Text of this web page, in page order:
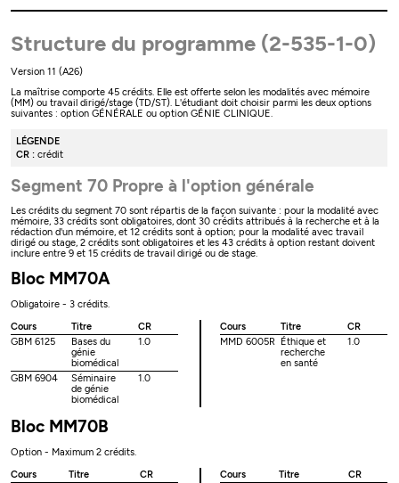
Structure du programme (2-535-1-0)
Version 11 (A26)
La maîtrise comporte 45 crédits. Elle est offerte selon les modalités avec mémoire
(MM) ou travail dirigé/stage (TD/ST). L'étudiant doit choisir parmi les deux options
suivantes : option GÉNÉRALE ou option GÉNIE CLINIQUE.
LÉGENDE
CR : crédit
Segment 70 Propre à l'option générale
Les crédits du segment 70 sont répartis de la façon suivante : pour la modalité avec
mémoire, 33 crédits sont obligatoires, dont 30 crédits attribués à la recherche et à la
rédaction d'un mémoire, et 12 crédits sont à option; pour la modalité avec travail
dirigé ou stage, 2 crédits sont obligatoires et les 43 crédits à option restant doivent
inclure entre 9 et 15 crédits de travail dirigé ou de stage.
Bloc MM70A
Obligatoire - 3 crédits.
Cours
Titre
CR
GBM 6125
Bases du
génie
biomédical
1.0
GBM 6904
Séminaire
de génie
biomédical
1.0
Cours Titre
CR
MMD 6005R
Éthique et
recherche
en santé
1.0
Bloc MM70B
Option - Maximum 2 crédits.
Cours
Titre
CR
Cours Titre
CR